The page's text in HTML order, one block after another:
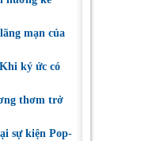
mạn của
ký ức có
thơm trở
sự kiện Pop-